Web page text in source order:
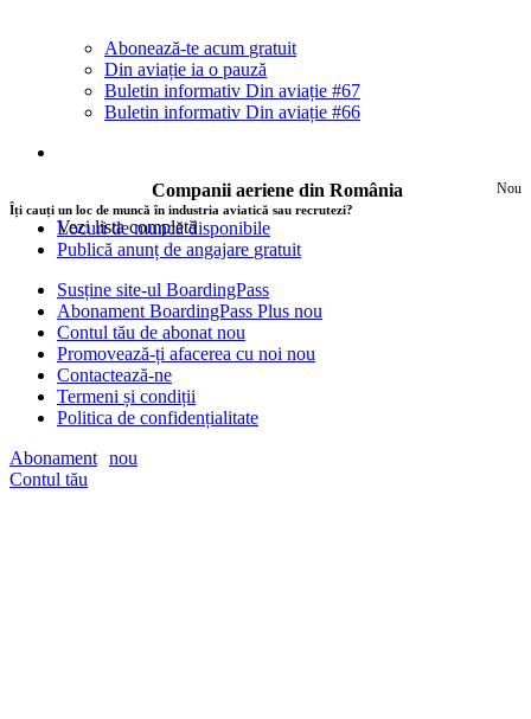
Abonează-te acum gratuit
Din aviație ia o pauză
Buletin informativ Din aviație #67
Buletin informativ Din aviație #66
Nou
Companii aeriene din România
Vezi lista completă
Îți cauți un loc de muncă în industria aviatică sau recrutezi?
Locuri de muncă disponibile
Publică anunț de angajare gratuit
Susține site-ul BoardingPass
Abonament BoardingPass Plus nou
Contul tău de abonat nou
Promovează-ți afacerea cu noi nou
Contactează-ne
Termeni și condiții
Politica de confidențialitate
Abonament nou
Contul tău